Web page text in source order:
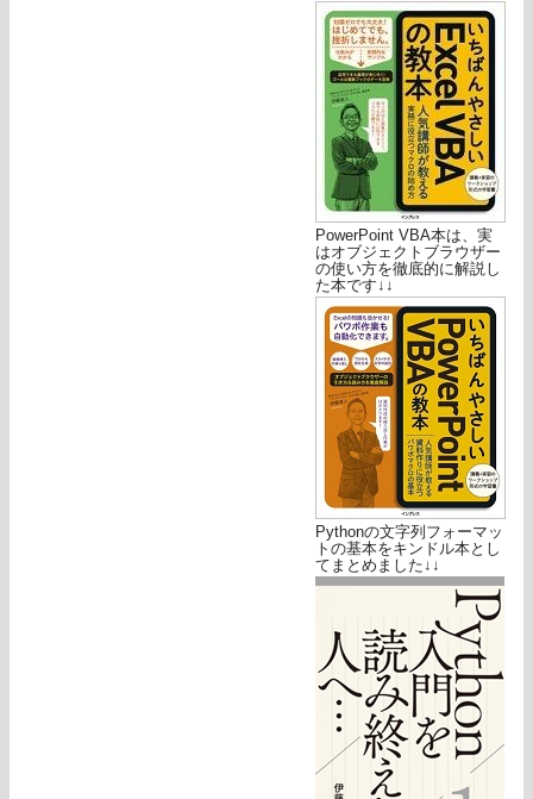
PowerPoint VBA本は、実
はオブジェクトブラウザー
の使い方を徹底的に解説し
た本です↓↓
Pythonの文字列フォーマッ
トの基本をキンドル本とし
てまとめました↓↓